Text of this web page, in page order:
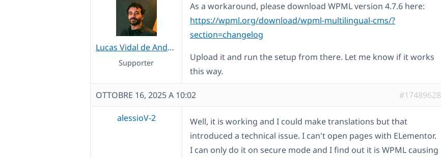
Lucas Vidal de Andrade
Supporter
As a workaround, please download WPML version 4.7.6 here:
https://wpml.org/download/wpml-multilingual-cms/?
section=changelog
Upload it and run the setup from there. Let me know if it works
this way.
OTTOBRE 16, 2025 A 10:02 #17489628
alessioV-2
Well, it is working and I could make translations but that
introduced a technical issue. I can't open pages with ELementor.
I can only do it on secure mode and I find out it is WPML causing